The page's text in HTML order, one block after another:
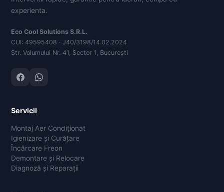
experienta.
Eco Cool Solutions S.R.L.
CUI: 49595408 · J40/3198/14.02.2024
Str. Volumului Nr. 41, Sector 1, București
Servicii
Montaj Aer Condiționat
Igienizare și Curățare
Încărcare Freon
Demontare și Relocare
Diagnoză și Reparații